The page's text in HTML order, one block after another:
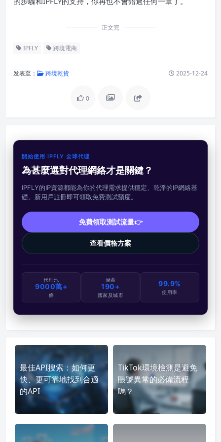
正文完
IPFLY 跨境電商
发表至： 跨境乾貨 2025-12-24
0
開始使用 IPFLY 全球代理
為甚麼選對代理網絡才是關鍵？
IPFLY的IP資源都能為你的代理需求提供穩定、乾淨的IP網絡基
礎。新用戶註冊即可領取免費測試額度。
免費領取測試流量👉
查看價格方案
代理池
9000萬+
條
涵蓋
190+
國家及城市
99.9%
使用率
最佳API搜索：如何更
快、更可靠地找到合適
的API
TikTok環境檢測是避免
賬號異常的必備流程
嗎？